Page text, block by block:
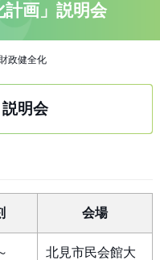
計画」説明会
政健全化
説明会
会場
北見市民会館大